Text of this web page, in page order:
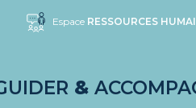
Espace RESSOURCES
&